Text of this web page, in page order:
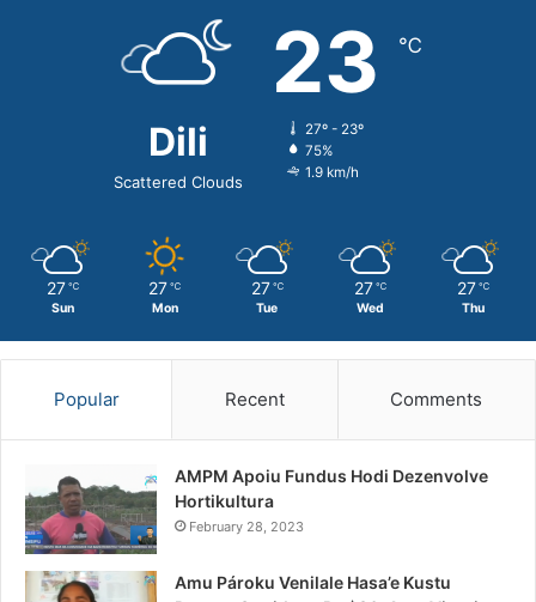
Dili
Scattered Clouds
23 ℃
27º - 23º
75%
1.9 km/h
27 ℃
Sun
27 ℃
Mon
27 ℃
Tue
27 ℃
Wed
27 ℃
Thu
Popular Recent Comments
AMPM Apoiu Fundus Hodi Dezenvolve
Hortikultura
February 28, 2023
Amu Pároku Venilale Hasa’e Kustu